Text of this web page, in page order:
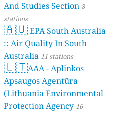
And Studies Section 8
stations
🇦🇺EPA South Australia
:: Air Quality In South
Australia 11 stations
🇱🇹AAA - Aplinkos
Apsaugos Agentūra
(Lithuania Environmental
Protection Agency 16